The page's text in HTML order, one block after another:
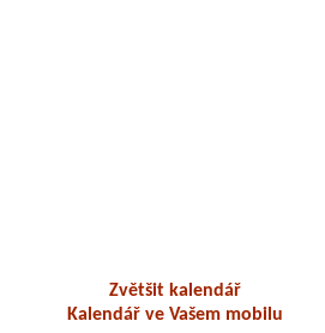
Zvětšit kalendář
Kalendář ve Vašem mobilu